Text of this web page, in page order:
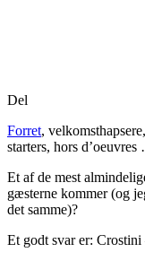
Del
Forret, velkomsthapsere,
starters, hors
Et af de mest
gæsterne kommer (og
det samme)?
Et godt svar er: